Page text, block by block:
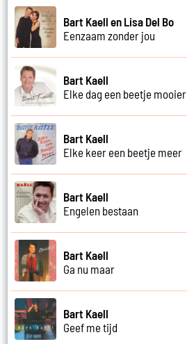
Bart Kaell en Lisa Del Bo
Eenzaam zonder jou
Bart Kaell
Elke dag een beetje mooier
Bart Kaell
Elke keer een beetje meer
Bart Kaell
Engelen bestaan
Bart Kaell
Ga nu maar
Bart Kaell
Geef me tijd